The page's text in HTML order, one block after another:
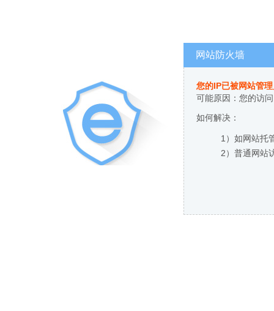
网站防火墙
您的IP已被网站管
可能原因：您的访
如何解决：
1）如网站托
2）普通网站